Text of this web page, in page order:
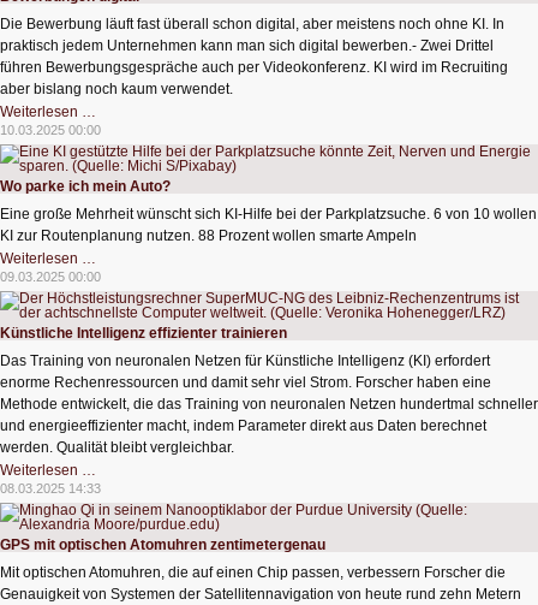
Mensch
Die Bewerbung läuft fast überall schon digital, aber meistens noch ohne KI. In
praktisch jedem Unternehmen kann man sich digital bewerben.- Zwei Drittel
führen Bewerbungsgespräche auch per Videokonferenz. KI wird im Recruiting
aber bislang noch kaum verwendet.
Weiterlesen …
digital
10.03.2025 00:00
Wo parke ich mein Auto?
Eine große Mehrheit wünscht sich KI-Hilfe bei der Parkplatzsuche. 6 von 10 wollen
KI zur Routenplanung nutzen. 88 Prozent wollen smarte Ampeln
Weiterlesen …
parke
ich
mein
Auto?
09.03.2025 00:00
Künstliche Intelligenz effizienter trainieren
Das Training von neuronalen Netzen für Künstliche Intelligenz (KI) erfordert
enorme Rechenressourcen und damit sehr viel Strom. Forscher haben eine
Methode entwickelt, die das Training von neuronalen Netzen hundertmal schneller
und energieeffizienter macht, indem Parameter direkt aus Daten berechnet
werden. Qualität bleibt vergleichbar.
Weiterlesen …
Intelligenz
effizienter
trainieren
08.03.2025 14:33
GPS mit optischen Atomuhren zentimetergenau
Mit optischen Atomuhren, die auf einen Chip passen, verbessern Forscher die
Genauigkeit von Systemen der Satellitennavigation von heute rund zehn Metern